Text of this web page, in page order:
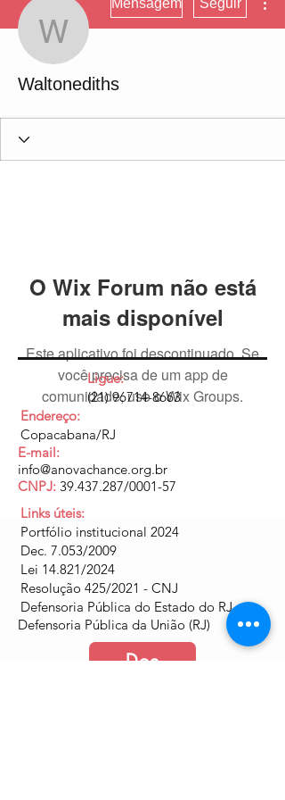
Waltonediths
Mensagem Seguir
Waltonediths
O Wix Forum não está
mais disponível
Este aplicativo foi descontinuado. Se
você precisa de um app de
comunidade, use o Wix Groups.
Ligue:
(21) 96714-8663
Endereço:
Copacabana/RJ
E-mail:
info@anovachance.org.br
CNPJ: 39.437.287/0001-57
Links úteis:
Portfólio institucional 2024
Dec. 7.053/2009
Lei 14.821/2024
Resolução 425/2021 - CNJ
Defensoria Pública do Estado do RJ
Defensoria Pública da União (RJ)
Doe